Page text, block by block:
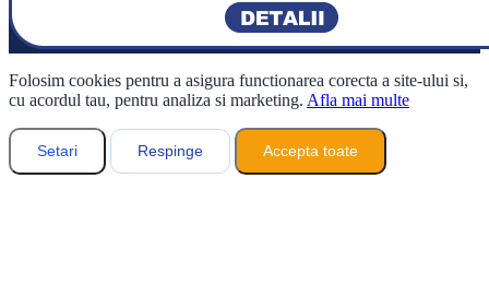
Folosim cookies pentru a asigura functionarea corecta a site-ului si,
cu acordul tau, pentru analiza si marketing. Afla mai multe
Setari Respinge Accepta toate